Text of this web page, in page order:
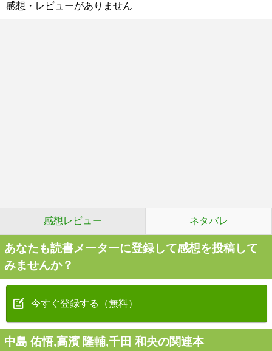
感想・レビューがありません
感想レビュー ネタバレ
あなたも読書メーターに登録して感想を投稿して
みませんか？
今すぐ登録する（無料）
中島 佑悟,高濱 隆輔,千田 和央の関連本